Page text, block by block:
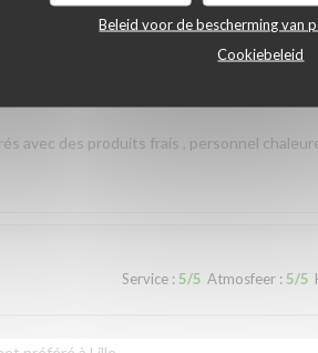
Beleid voor de bescherming van
Cookiebeleid
avec des produits frais , personnel
Service: 5/5 Atmosfeer: 5/5